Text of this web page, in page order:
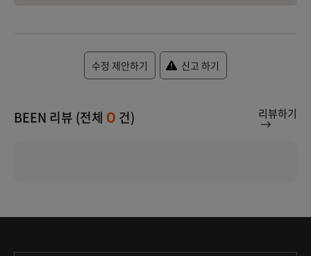
수정 제안하기 신고 하기
BEEN 리뷰 (전체 0 건) 리뷰하기